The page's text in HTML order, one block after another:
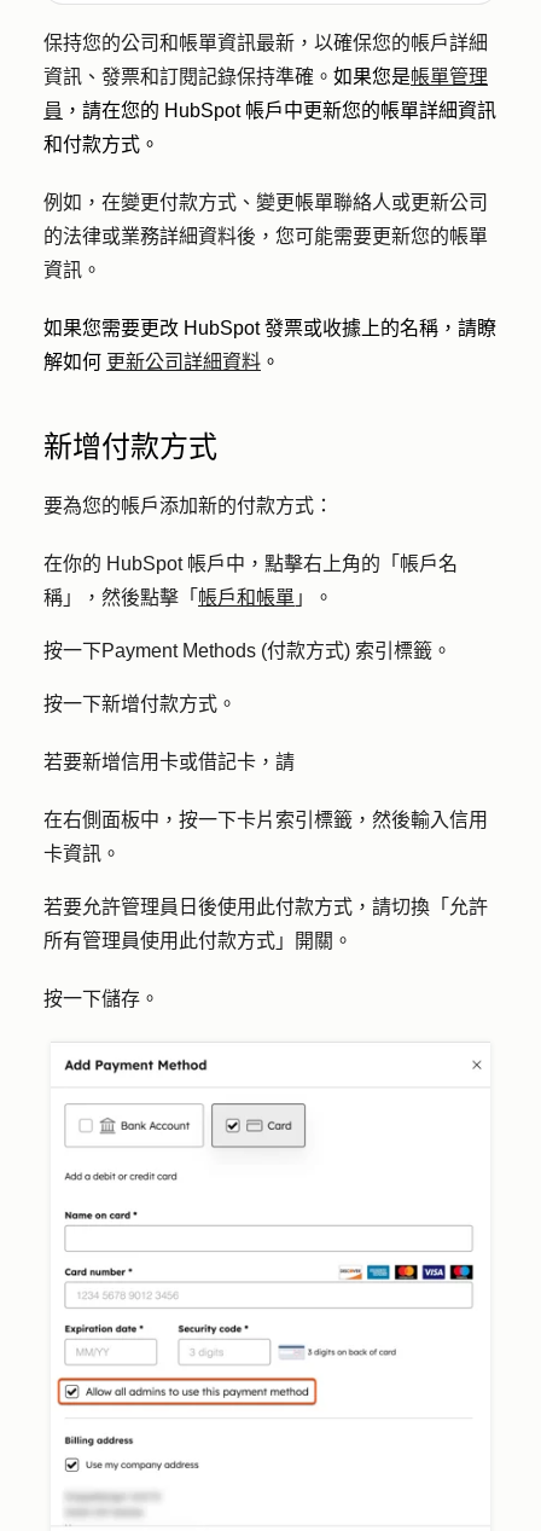
保持您的公司和帳單資訊最新，以確保您的帳戶詳細
資訊、發票和訂閱記錄保持準確。 如果您是帳單管理
員 ，請在您的 HubSpot 帳戶中更新您的帳單詳細資訊
和付款方式。
例如，在變更付款方式、變更帳單聯絡人或更新公司
的法律或業務詳細資料後，您可能需要更新您的帳單
資訊。
如果您需要更改 HubSpot 發票或收據上的名稱，請瞭
解如何 更新公司詳細資料 。
新增付款方式
要為您的帳戶添加新的付款方式：
在你的 HubSpot 帳戶中，點擊右上角的「帳戶名
稱」，然後點擊「 帳戶和帳單 」。
按一下Payment Methods (付款方式) 索引標籤。
按一下新增付款方式 。
若要新增信用卡或借記卡，請
在右側面板中，按一下卡片 索引標籤，然後輸入信用
卡資訊。
若要允許管理員日後使用此付款方式，請切換「 允許
所有管理員使用此付款方式 」開關。
按一下儲存 。